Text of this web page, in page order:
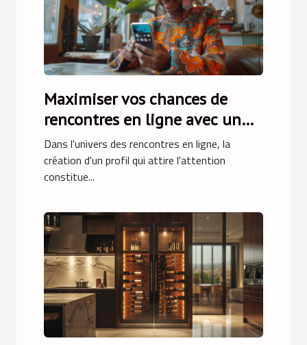
Maximiser vos chances de
rencontres en ligne avec un
profil attrayant
Dans l'univers des rencontres en ligne, la
création d'un profil qui attire l'attention
constitue...